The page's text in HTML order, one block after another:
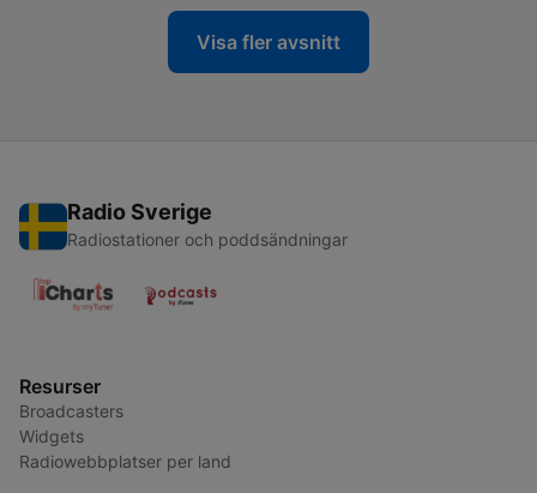
Visa fler avsnitt
Radio Sverige
Radiostationer och poddsändningar
Resurser
Broadcasters
Widgets
Radiowebbplatser per land